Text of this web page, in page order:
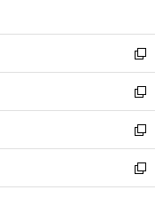
開
く
ウ
で
開
く
ン
ド
ウ
で
開
く
ウ
ィ
ン
ド
ウ
で
開
く
新
し
い
ウ
ィ
ン
ド
ウ
新
し
い
ウ
ィ
ン
新
し
い
ウ
新
し